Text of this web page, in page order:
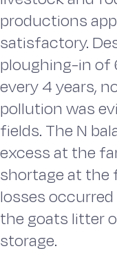
productions
satisfactory.
ploughing-in of
every 4 years,
pollution was
fields. The N
excess at the
shortage at the
losses
the goats litter
storage.